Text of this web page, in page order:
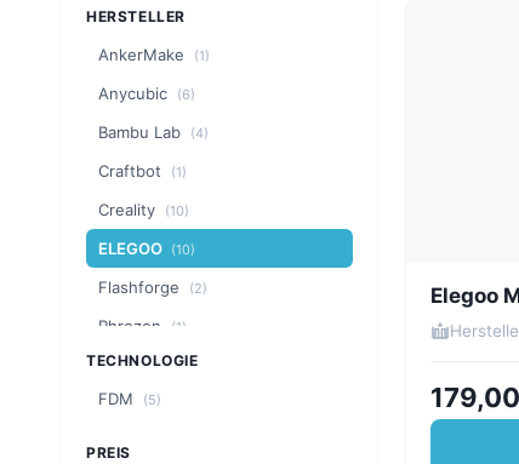
HERSTELLER
AnkerMake (1)
Anycubic (6)
Bambu Lab (4)
Craftbot (1)
Creality (10)
ELEGOO (10)
Flashforge (2)
Phrozen (1)
TECHNOLOGIE
FDM (5)
PREIS
Elegoo